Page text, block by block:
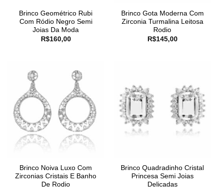
Brinco Geométrico Rubi
Com Ródio Negro Semi
Joias Da Moda
R$160,00
Brinco Gota Moderna Com
Zirconia Turmalina Leitosa
Rodio
R$145,00
Brinco Noiva Luxo Com
Zirconias Cristais E Banho
De Rodio
Brinco Quadradinho Cristal
Princesa Semi Joias
Delicadas